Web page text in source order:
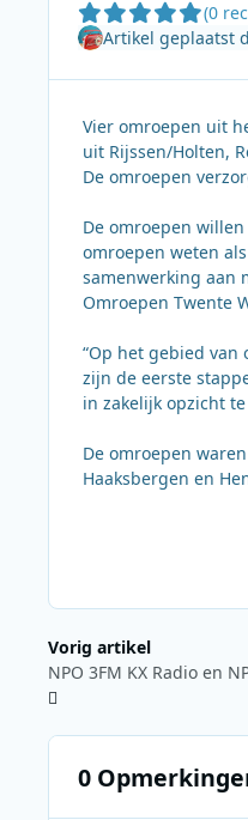
(0
Artikel geplaatst
Vier omroepen uit
uit Rijssen/Holten,
De omroepen
De omroepen
omroepen weten
samenwerking aan
Omroepen Twente
“Op het gebied
zijn de eerste
in zakelijk opzicht
De omroepen
Haaksbergen en
Vorig artikel
0